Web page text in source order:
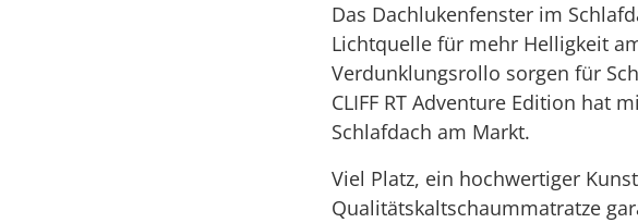
Das Dachlukenfenster im
Lichtquelle für mehr Helligkeit
Verdunklungsrollo sorgen für
CLIFF RT Adventure Edition hat
Schlafdach am Markt.
Viel Platz, ein hochwertiger
Qualitätskaltschaummatratze